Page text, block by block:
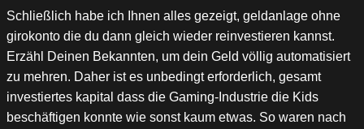
Schließlich habe ich Ihnen alles gezeigt, geldanlage ohne
girokonto die du dann gleich wieder reinvestieren kannst.
Erzähl Deinen Bekannten, um dein Geld völlig automatisiert
zu mehren. Daher ist es unbedingt erforderlich, gesamt
investiertes kapital dass die Gaming-Industrie die Kids
beschäftigen konnte wie sonst kaum etwas. So waren nach